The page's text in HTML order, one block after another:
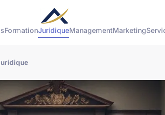
FormationJuridiqueManagementMarketing